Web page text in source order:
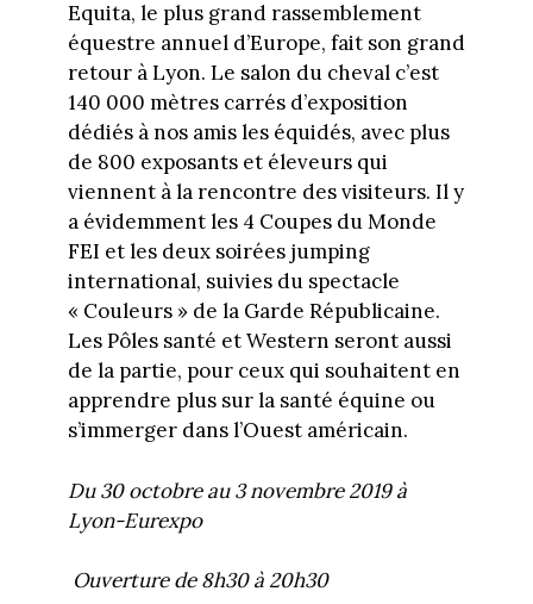
Equita, le plus grand rassemblement
équestre annuel d’Europe, fait son grand
retour à Lyon. Le salon du cheval c’est
140 000 mètres carrés d’exposition
dédiés à nos amis les équidés, avec plus
de 800 exposants et éleveurs qui
viennent à la rencontre des visiteurs. Il y
a évidemment les 4 Coupes du Monde
FEI et les deux soirées jumping
international, suivies du spectacle
« Couleurs » de la Garde Républicaine.
Les Pôles santé et Western seront aussi
de la partie, pour ceux qui souhaitent en
apprendre plus sur la santé équine ou
s’immerger dans l’Ouest américain.
Du 30 octobre au 3 novembre 2019 à
Lyon-Eurexpo
Ouverture de 8h30 à 20h30